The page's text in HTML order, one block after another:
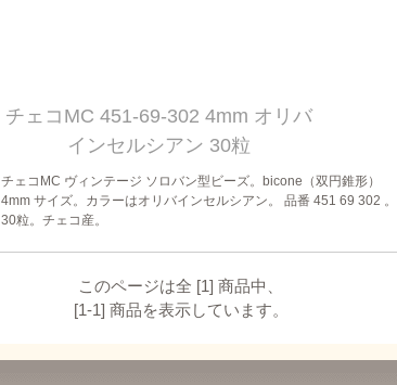
チェコMC 451-69-302 4mm オリバ
インセルシアン 30粒
チェコMC ヴィンテージ ソロバン型ビーズ。bicone（双円錐形）
4mm サイズ。カラーはオリバインセルシアン。 品番 451 69 302 。
30粒。チェコ産。
このページは全 [1] 商品中、
[1-1] 商品を表示しています。